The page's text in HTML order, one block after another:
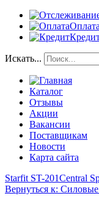
Оплата
Искать...
Каталог
Отзывы
Акции
Вакансии
Поставщикам
Новости
Карта сайта
Starfit ST-201Central
Вернуться к: